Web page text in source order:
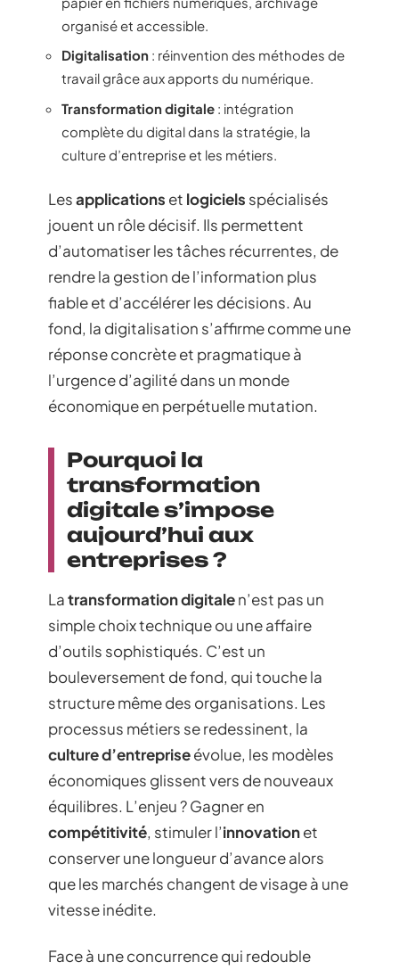
organisé et accessible.
Digitalisation : réinvention des méthodes de
travail grâce aux apports du numérique.
Transformation digitale : intégration
complète du digital dans la stratégie, la
culture d’entreprise et les métiers.
Lesapplications et logiciels spécialisés
jouent un rôle décisif. Ils permettent
d’automatiser les tâches récurrentes, de
rendre la gestion de l’information plus
fiable et d’accélérer les décisions. Au
fond, la digitalisation s’affirme comme une
réponse concrète et pragmatique à
l’urgence d’agilité dans un monde
économique en perpétuelle mutation.
Pourquoi la
transformation
digitale s’impose
aujourd’hui aux
entreprises ?
Latransformation digitalen’est pas un
simple choix technique ou une affaire
d’outils sophistiqués. C’est un
bouleversement de fond, qui touche la
structure même des organisations. Les
processus métiers se redessinent, la
culture d’entrepriseévolue, les modèles
économiques glissent vers de nouveaux
équilibres. L’enjeu ? Gagner en
compétitivité, stimuler l’innovationet
conserver une longueur d’avance alors
que les marchés changent de visage à une
vitesse inédite.
Face à une concurrence qui redouble